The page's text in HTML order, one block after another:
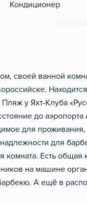
Кондиционер
Отопление
Тапочки
Чистящие средства
своей ванной
у Яхт-Клуба
до
для
для
комната. Есть
на машине
А ещё в